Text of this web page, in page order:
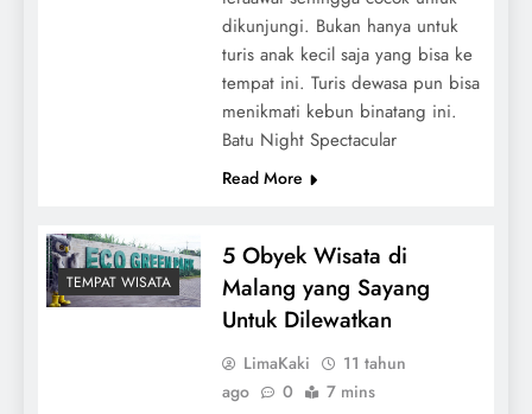
dikunjungi. Bukan hanya untuk
turis anak kecil saja yang bisa ke
tempat ini. Turis dewasa pun bisa
menikmati kebun binatang ini.
Batu Night Spectacular
Read More
TEMPAT WISATA
5 Obyek Wisata di
Malang yang Sayang
Untuk Dilewatkan
LimaKaki
11 tahun
ago
0 7 mins